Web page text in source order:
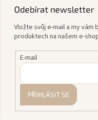
Odebírat newsletter
Vložte svůj e-mail a my
produktech na našem e-
E-mail
PŘIHLÁSIT SE